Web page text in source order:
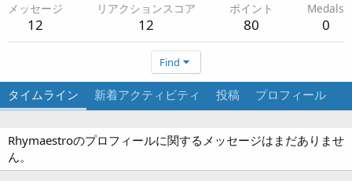
メッセージ
12
リアクションスコア
12
ポイント
80
Medals
0
Find
タイムライン 新着アクティビティ 投稿 プロフィール
Rhymaestroのプロフィールに関するメッセージはまだありませ
ん。